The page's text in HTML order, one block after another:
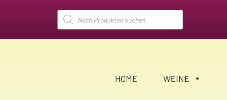
Products
search
HOME WEINE